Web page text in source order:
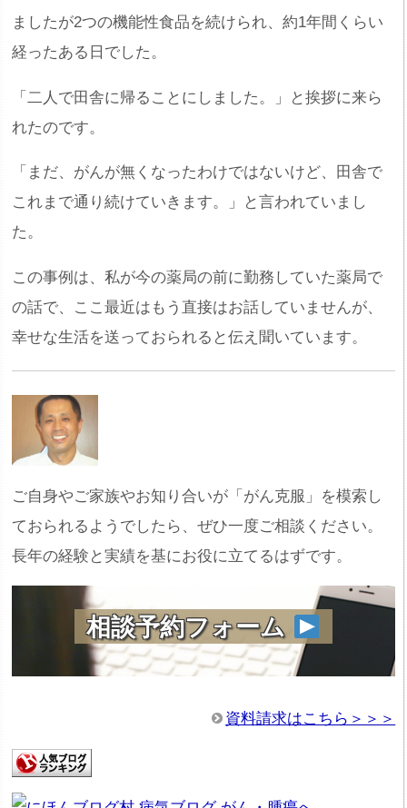
ましたが2つの機能性食品を続けられ、約1年間くらい
経ったある日でした。
「二人で田舎に帰ることにしました。」と挨拶に来ら
れたのです。
「まだ、がんが無くなったわけではないけど、田舎で
これまで通り続けていきます。」と言われていまし
た。
この事例は、私が今の薬局の前に勤務していた薬局で
の話で、ここ最近はもう直接はお話していませんが、
幸せな生活を送っておられると伝え聞いています。
ご自身やご家族やお知り合いが「がん克服」を模索し
ておられるようでしたら、ぜひ一度ご相談ください。
長年の経験と実績を基にお役に立てるはずです。
相談予約フォーム
資料請求はこちら＞＞＞